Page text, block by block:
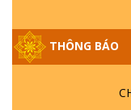
THÔNG BÁO